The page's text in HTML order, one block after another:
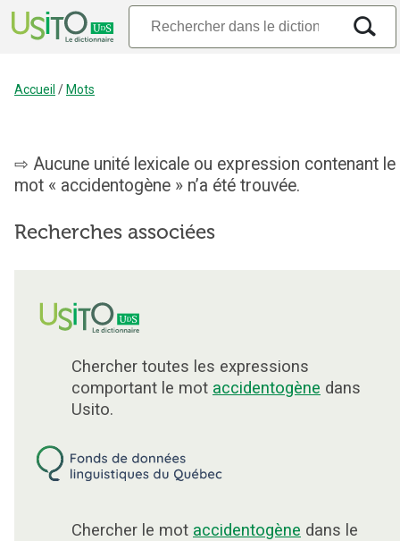
Accueil / Mots
Aucune unité lexicale ou expression contenant le
mot « accidentogène » n’a été trouvée.
Recherches associées
Chercher toutes les expressions
comportant le mot accidentogène dans
Usito.
Chercher le mot accidentogène dans le